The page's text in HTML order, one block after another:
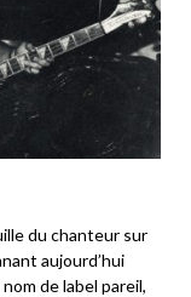
du chanteur sur
aujourd’hui
de label pareil,